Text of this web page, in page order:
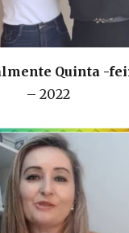
Quinta -
– 2022